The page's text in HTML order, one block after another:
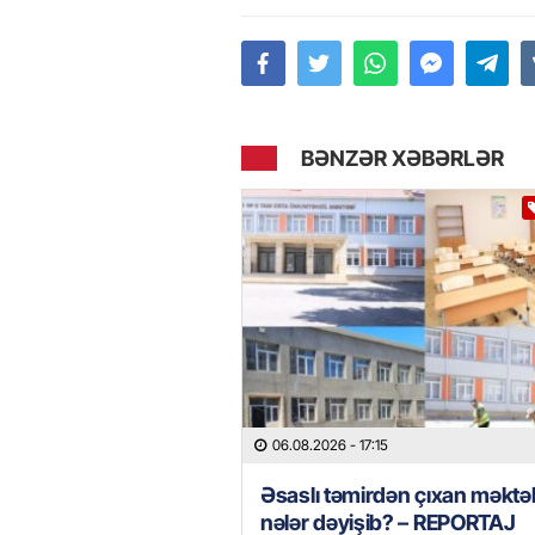
BƏNZƏR XƏBƏRLƏR
06.08.2026 - 17:15
Əsaslı təmirdən çıxan
nələr dəyişib? – REPORTAJ